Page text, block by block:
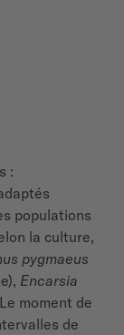
:
populations
la culture,
pygmaeus
Encarsia
moment de
de